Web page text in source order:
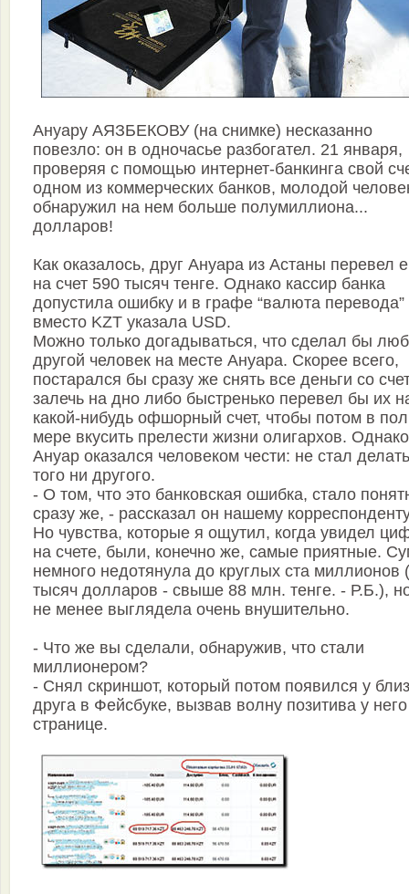
Ануару АЯЗБЕКОВУ (на снимке) несказанно
повезло: он в одночасье разбогател. 21 января,
проверяя с помощью интернет-банкинга свой
одном из коммерческих банков, молодой
обнаружил на нем больше полумиллиона...
долларов!
Как оказалось, друг Ануара из Астаны перевел
на счет 590 тысяч тенге. Однако кассир банка
допустила ошибку и в графе “валюта перевода”
вместо KZT указала USD.
Можно только догадываться, что сделал бы
другой человек на месте Ануара. Скорее всего,
постарался бы сразу же снять все деньги со
залечь на дно либо быстренько перевел бы их
какой-нибудь офшорный счет, чтобы потом в
мере вкусить прелести жизни олигархов. Однако
Ануар оказался человеком чести: не стал
того ни другого.
- О том, что это банковская ошибка, стало
сразу же, - рассказал он нашему
Но чувства, которые я ощутил, когда увидел
на счете, были, конечно же, самые приятные.
немного недотянула до круглых ста миллионов
тысяч долларов - свыше 88 млн. тенге. - Р.Б.),
не менее выглядела очень внушительно.
- Что же вы сделали, обнаружив, что стали
миллионером?
- Снял скриншот, который потом появился у
друга в Фейсбуке, вызвав волну позитива у
странице.